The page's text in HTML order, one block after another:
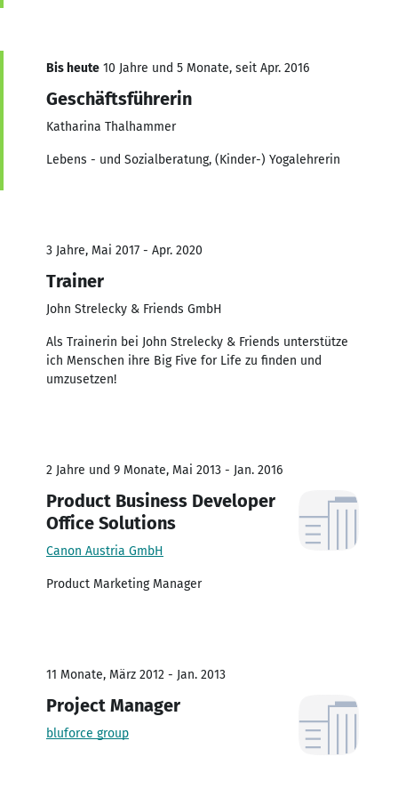
Bis heute 10 Jahre und 5 Monate, seit Apr. 2016
Geschäftsführerin
Katharina Thalhammer
Lebens - und Sozialberatung, (Kinder-) Yogalehrerin
3 Jahre, Mai 2017 - Apr. 2020
Trainer
John Strelecky & Friends GmbH
Als Trainerin bei John Strelecky & Friends unterstütze
ich Menschen ihre Big Five for Life zu finden und
umzusetzen!
2 Jahre und 9 Monate, Mai 2013 - Jan. 2016
Product Business Developer
Office Solutions
Canon Austria GmbH
Product Marketing Manager
11 Monate, März 2012 - Jan. 2013
Project Manager
bluforce group